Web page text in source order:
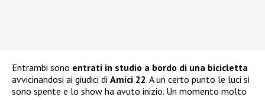
Entrambi sono entrati in studio a bordo di una bicicletta
avvicinandosi ai giudici di Amici 22. A un certo punto le luci si
sono spente e lo show ha avuto inizio. Un momento molto